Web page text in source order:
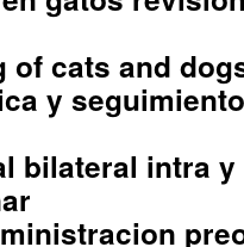
of cats and
y
bilateral intra